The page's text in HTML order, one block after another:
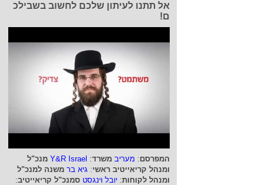
אל תתנו לעיתון שלכם לחשוב בשבילכ
ם!
המפרסם: מעריב משרד:
Y&R Israel מנכ"ל
ומנהל קריאייטיב ראשי: גיא בר משנה למנכ"ל
ומנהל לקוחות: יובל וינגסט סמנכ"ל קריאייטיב: